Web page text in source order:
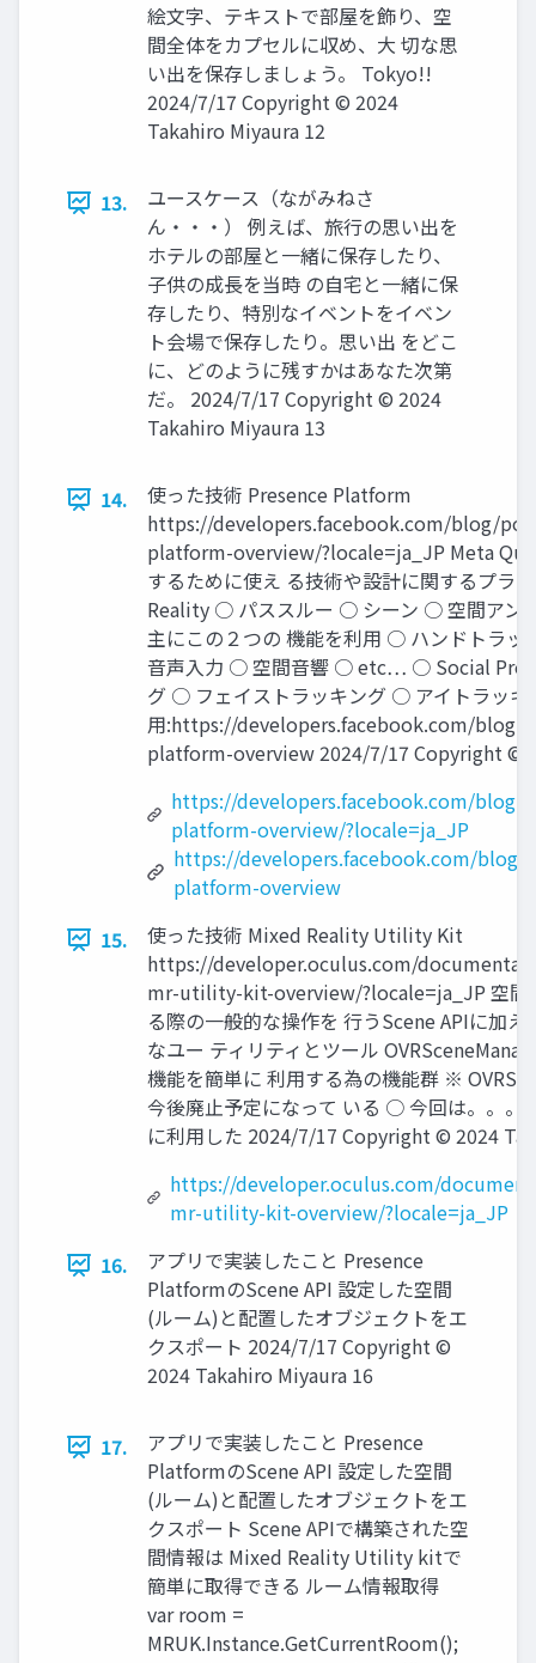
絵文字、テキストで部屋を飾り、空
間全体をカプセルに収め、大 切な思
い出を保存しましょう。 Tokyo!!
2024/7/17 Copyright © 2024
Takahiro Miyaura 12
13.
ユースケース（ながみねさ
ん・・・） 例えば、旅行の思い出を
ホテルの部屋と一緒に保存したり、
子供の成長を当時 の自宅と一緒に保
存したり、特別なイベントをイベン
ト会場で保存したり。思い出 をどこ
に、どのように残すかはあなた次第
だ。 2024/7/17 Copyright © 2024
Takahiro Miyaura 13
14.
使った技術 Presence Platform
https://developers.facebook.com/blog/
platform-overview/?locale=ja_JP Meta
するために使え る技術や設計に関するプラ
Reality ○ パススルー ○ シーン ○ 空間アン
主にこの２つの 機能を利用 ○ ハンドトラ
音声入力 ○ 空間音響 ○ etc… ○ Social
グ ○ フェイストラッキング ○ アイトラッキ
用:https://developers.facebook.com/blog/
platform-overview 2024/7/17 Copyright ©
https://developers.facebook.com/blog/
platform-overview/?locale=ja_JP
https://developers.facebook.com/blog/
platform-overview
15.
使った技術 Mixed Reality Utility Kit
https://developer.oculus.com/
mr-utility-kit-overview/?locale=ja_JP 空間
る際の一般的な操作を 行うScene APIに加
なユー ティリティとツール
機能を簡単に 利用する為の機能群 ※
今後廃止予定になって いる ○ 今回は。。。
に利用した 2024/7/17 Copyright © 2024
https://developer.oculus.com/
mr-utility-kit-overview/?locale=ja_JP
16.
アプリで実装したこと Presence
PlatformのScene API 設定した空間
(ルーム)と配置したオブジェクトをエ
クスポート 2024/7/17 Copyright ©
2024 Takahiro Miyaura 16
17.
アプリで実装したこと Presence
PlatformのScene API 設定した空間
(ルーム)と配置したオブジェクトをエ
クスポート Scene APIで構築された空
間情報は Mixed Reality Utility kitで
簡単に取得できる ルーム情報取得
var room =
MRUK.Instance.GetCurrentRoom();